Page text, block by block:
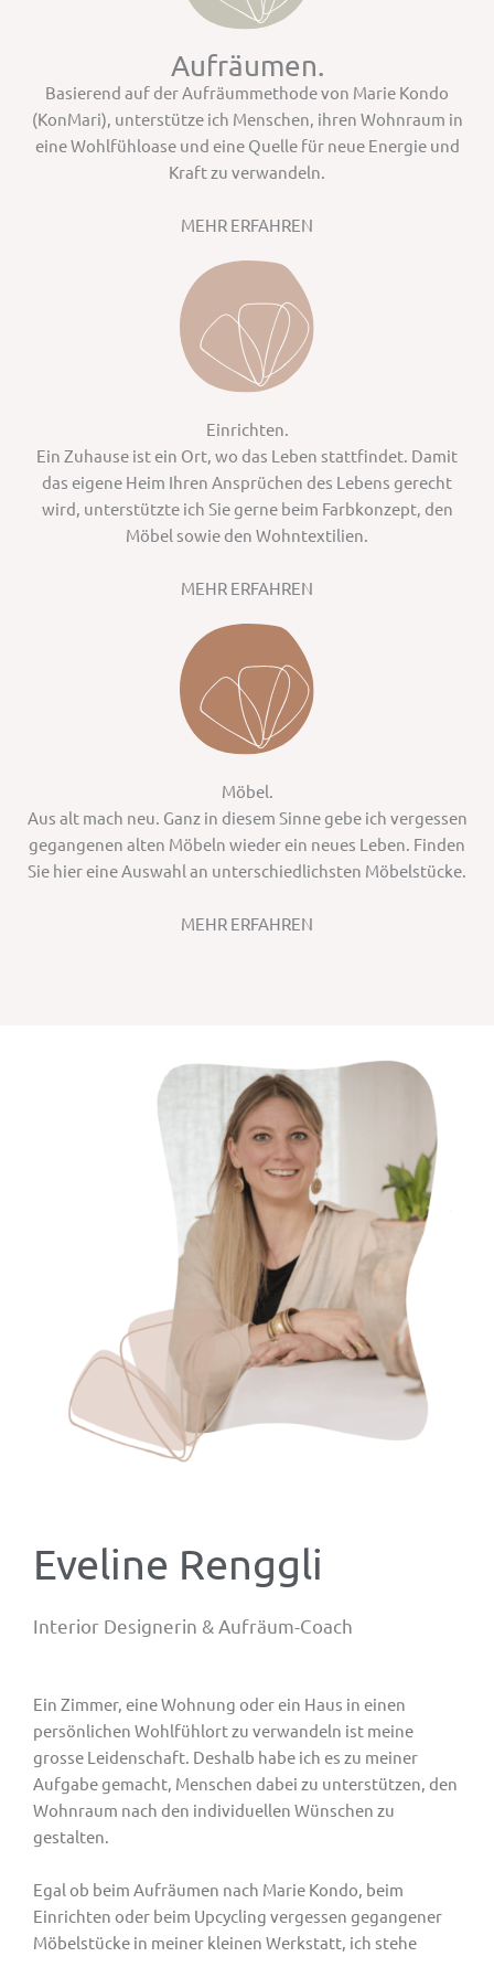
Aufräumen.
Basierend auf der Aufräummethode von Marie Kondo
(KonMari), unterstütze ich Menschen, ihren Wohnraum in
eine Wohlfühloase und eine Quelle für neue Energie und
Kraft zu verwandeln.
MEHR ERFAHREN
Einrichten.
Ein Zuhause ist ein Ort, wo das Leben stattfindet. Damit
das eigene Heim Ihren Ansprüchen des Lebens gerecht
wird, unterstützte ich Sie gerne beim Farbkonzept, den
Möbel sowie den Wohntextilien.
MEHR ERFAHREN
Möbel.
Aus alt mach neu. Ganz in diesem Sinne gebe ich vergessen
gegangenen alten Möbeln wieder ein neues Leben. Finden
Sie hier eine Auswahl an unterschiedlichsten Möbelstücke.
MEHR ERFAHREN
Eveline Renggli
Interior Designerin & Aufräum-Coach
Ein Zimmer, eine Wohnung oder ein Haus in einen
persönlichen Wohlfühlort zu verwandeln ist meine
grosse Leidenschaft. Deshalb habe ich es zu meiner
Aufgabe gemacht, Menschen dabei zu unterstützen, den
Wohnraum nach den individuellen Wünschen zu
gestalten.
Egal ob beim Aufräumen nach Marie Kondo, beim
Einrichten oder beim Upcycling vergessen gegangener
Möbelstücke in meiner kleinen Werkstatt, ich stehe